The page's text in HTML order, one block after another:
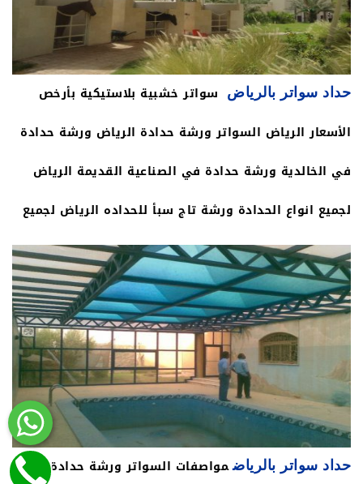
حداد سواتر بالرياض
سواتر خشبية بلاستيكية بأرخص
الأسعار الرياض السواتر ورشة حدادة الرياض ورشة حدادة
في الخالدية ورشة حدادة في الصناعية القديمة الرياض
لجميع انواع الحدادة ورشة تاج سبأ للحداده الرياض لجميع
اعمال الحداده افضل ورشة حدادة في الرياض اقرب وشة
حدادة في الرياضية تنطبق هذه التصاميم على عمل
الاسقف والسواتر الجانبيه على الاسوار والحواجز الارضية
باكثر من 8 الوان رائعه وبإمكانكم عمل الغرف والاكواخ
ومداخل الفلل باشكال راقيه تلبي اهدافكم من خلال
المسه الديكوريه لمنزلك.
حداد سواتر بالرياض مواصفات السواتر ورشة حدادة